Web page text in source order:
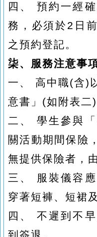
四、
預約一經
務，必須於 2 日
之預約登記。
柒、服務注意事
一、
高中職(含)
意書」 (如附表二)
二、
學生參與
關活動期間保險
無提供保險者，
三、
服裝儀容
穿著短褲、短裙
四、
不遲到不